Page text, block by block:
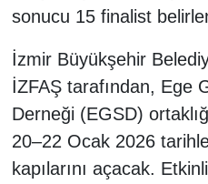
sonucu 15 finalist
İzmir Büyükşehir
İZFAŞ tarafından, Ege
Derneği (EGSD)
20–22 Ocak 2026
kapılarını açacak.